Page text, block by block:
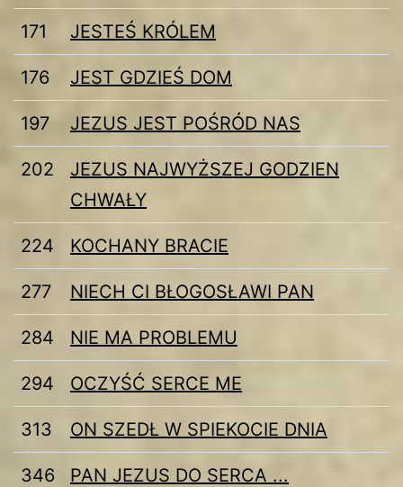
171 JESTEŚ KRÓLEM
176 JEST GDZIEŚ DOM
197 JEZUS JEST POŚRÓD NAS
202
JEZUS NAJWYŻSZEJ GODZIEN
CHWAŁY
224 KOCHANY BRACIE
277 NIECH CI BŁOGOSŁAWI PAN
284 NIE MA PROBLEMU
294 OCZYŚĆ SERCE ME
313 ON SZEDŁ W SPIEKOCIE DNIA
346 PAN JEZUS DO SERCA ...